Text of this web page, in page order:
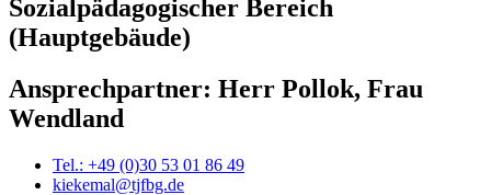
Sozialpädagogischer Bereich
(Hauptgebäude)
Ansprechpartner: Herr Pollok, Frau
Wendland
Tel.: +49 (0)30 53 01 86 49
kiekemal@tjfbg.de